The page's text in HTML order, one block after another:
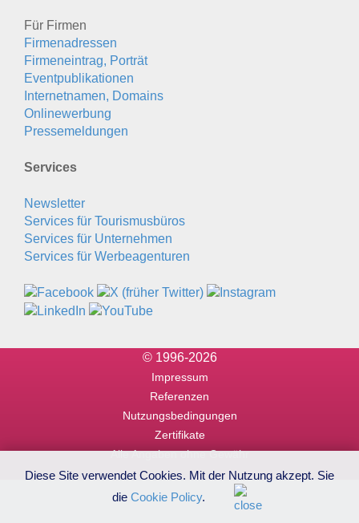
Für Firmen
Firmenadressen
Firmeneintrag, Porträt
Eventpublikationen
Internetnamen, Domains
Onlinewerbung
Pressemeldungen
Services
Newsletter
Services für Tourismusbüros
Services für Unternehmen
Services für Werbeagenturen
© 1996-2026
Impressum
Referenzen
Nutzungsbedingungen
Zertifikate
Alle Angaben ohne Gewähr
Diese Site verwendet Cookies. Mit der Nutzung akzept. Sie
die Cookie Policy.